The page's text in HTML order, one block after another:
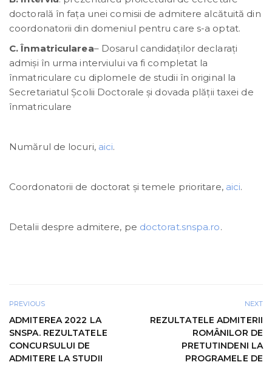
doctorală în fața unei comisii de admitere alcătuită din
coordonatorii din domeniul pentru care s-a optat.
C. Înmatricularea– Dosarul candidaţilor declaraţi
admişi în urma interviului va fi completat la
înmatriculare cu diplomele de studii în original la
Secretariatul Școlii Doctorale și dovada plății taxei de
înmatriculare
Numărul de locuri, aici.
Coordonatorii de doctorat și temele prioritare, aici.
Detalii despre admitere, pe doctorat.snspa.ro.
PREVIOUS
ADMITEREA 2022 LA
SNSPA. REZULTATELE
CONCURSULUI DE
ADMITERE LA STUDII
NEXT
REZULTATELE ADMITERII
ROMÂNILOR DE
PRETUTINDENI LA
PROGRAMELE DE